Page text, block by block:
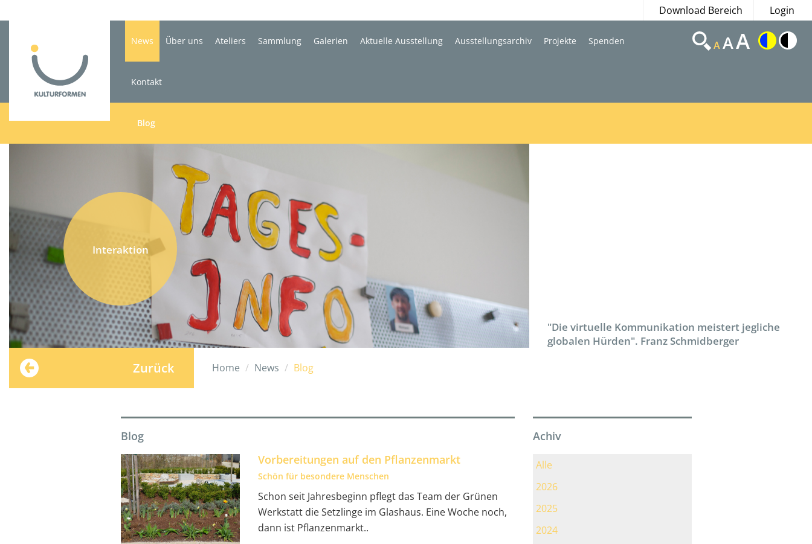
Download Bereich Login
News
Blog
Über uns Ateliers Sammlung Galerien Aktuelle Ausstellung Ausstellungsarchiv Projekte Spenden
Kontakt
AAA
Interaktion
"Die virtuelle Kommunikation meistert jegliche
globalen Hürden". Franz Schmidberger
Zurück Home News Blog
Achiv
Alle
2026
2025
2024
Blog
Vorbereitungen auf den Pflanzenmarkt
Schön für besondere Menschen
Schon seit Jahresbeginn pflegt das Team der Grünen
Werkstatt die Setzlinge im Glashaus. Eine Woche noch,
dann ist Pflanzenmarkt..